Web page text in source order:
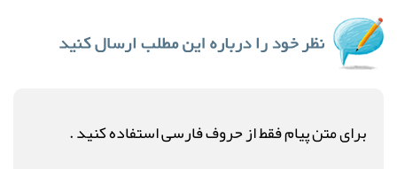
برای متن پیام فقط از حروف فارسی استفاده کنید .